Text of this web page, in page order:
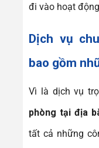
đi vào hoạt
Dịch vụ
bao gồm
Vì là dịch vụ
phòng tại địa
tất cả những